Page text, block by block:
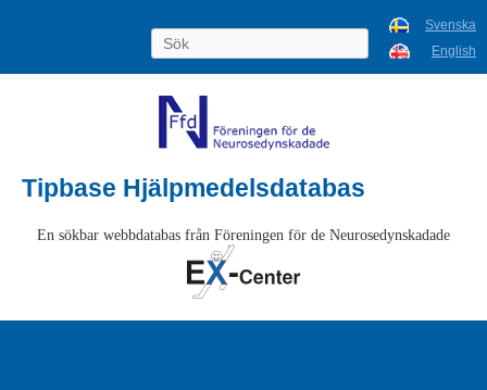
Svenska
English
Tipbase Hjälpmedelsdatabas
En sökbar webbdatabas från Föreningen för de Neurosedynskadade